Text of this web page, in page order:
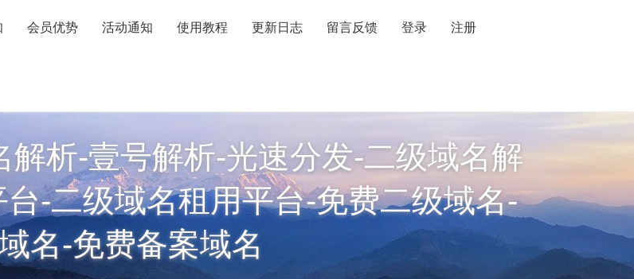
会员优势 活动通知 使用教程 更新日志 留言反馈 登录 注册
析-壹号解析-光速分发-二级域名解
-二级域名租用平台-免费二级域名-
名-免费备案域名